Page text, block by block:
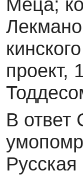
проект,
В ответ